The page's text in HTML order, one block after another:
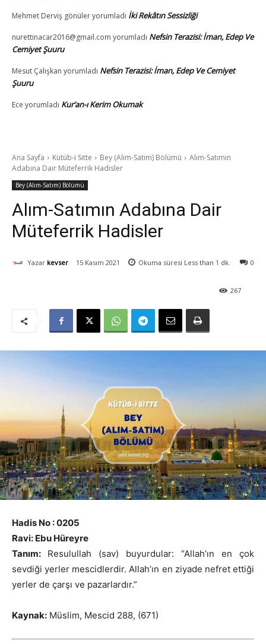
Mehmet Derviş gönüleryorumladı İki Rekâtın Sessizliği
nurettinacar2016@gmail.com yorumladı Nefsin Terazisi: İman, Edep Ve
Cemiyet Şuuru
Mesut Çalışkan yorumladı Nefsin Terazisi: İman, Edep Ve Cemiyet
Şuuru
Ece yorumladı Kur’an-ı Kerim Okumak